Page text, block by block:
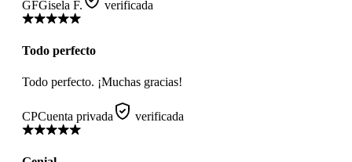
GFGisela F. verificada
Todo perfecto
Todo perfecto. ¡Muchas gracias!
CPCuenta privada verificada